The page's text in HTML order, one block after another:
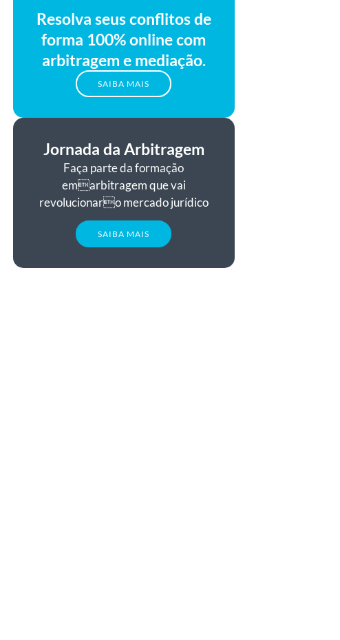
Resolva seus conflitos de
forma 100% online com
arbitragem e mediação.
SAIBA MAIS
Jornada da Arbitragem
Faça parte da formação
emarbitragem que vai
revolucionaro mercado jurídico
SAIBA MAIS